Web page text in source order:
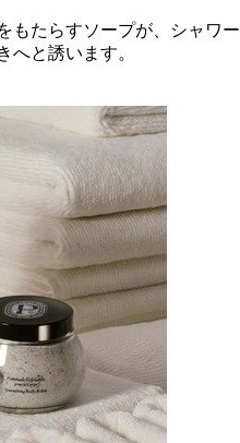
もたらすソープが、シャワー
へと誘います。